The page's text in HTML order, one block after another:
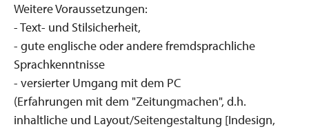
Weitere Voraussetzungen:
- Text- und Stilsicherheit,
- gute englische oder andere fremdsprachliche
Sprachkenntnisse
- versierter Umgang mit dem PC
(Erfahrungen mit dem "Zeitungmachen", d.h.
inhaltliche und Layout/Seitengestaltung [Indesign,